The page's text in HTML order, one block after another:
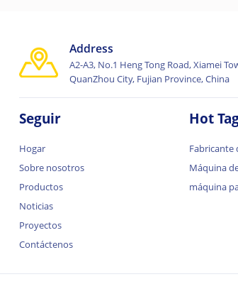
Address
A2-A3, No.1 Heng Tong Road, Xiamei
QuanZhou City, Fujian Province, China
Seguir
Hogar
Sobre nosotros
Productos
Noticias
Proyectos
Contáctenos
Hot
Fabricante
Máquina
máquina